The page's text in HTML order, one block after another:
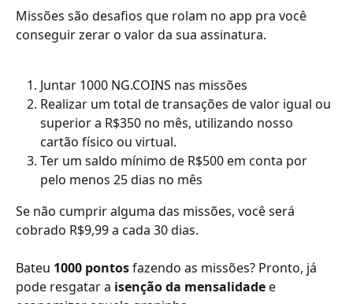
Missões são desafios que rolam no app pra você
conseguir zerar o valor da sua assinatura.
Juntar 1000 NG.COINS nas missões
Realizar um total de transações de valor igual ou
superior a R$350 no mês, utilizando nosso
cartão físico ou virtual.
Ter um saldo mínimo de R$500 em conta por
pelo menos 25 dias no mês
Se não cumprir alguma das missões, você será
cobrado R$9,99 a cada 30 dias.
Bateu 1000 pontos fazendo as missões? Pronto, já
pode resgatar a isenção da mensalidade e